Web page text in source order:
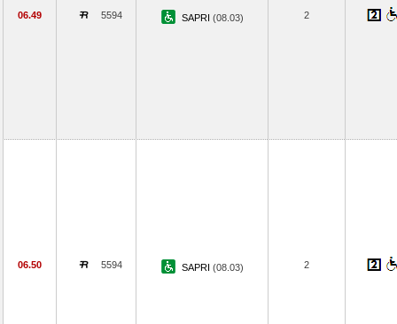
06.49 5594 SAPRI (08.03) 2
06.50 5594 SAPRI (08.03) 2